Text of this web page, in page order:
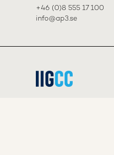
+46 (0)8 555 17 100
info@ap3.se